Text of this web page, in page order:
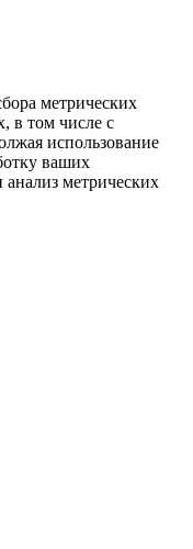
метрических
в том числе с
использование
ваших
метрических